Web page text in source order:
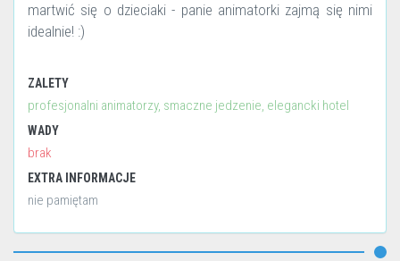
martwić się o dzieciaki - panie animatorki zajmą się nimi
idealnie! :)
ZALETY
profesjonalni animatorzy, smaczne jedzenie, elegancki hotel
WADY
brak
EXTRA INFORMACJE
nie pamiętam